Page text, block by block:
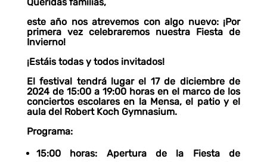
este año nos atrevemos con algo nuevo: ¡Por
primera vez celebraremos nuestra Fiesta de
Invierno!
¡Estáis todas y todos invitados!
El festival tendrá lugar el 17 de diciembre de
2024 de 15:00 a 19:00 horas en el marco de los
conciertos escolares en la Mensa, el patio y el
aula del Robert Koch Gymnasium.
Programa:
15:00 horas: Apertura de la Fiesta de